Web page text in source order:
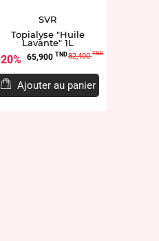
SVR
Topialyse "Huile
Lavante" 1L
20% Prix
65,900 TNDPrix
base
82,400TND
Ajouter au panier